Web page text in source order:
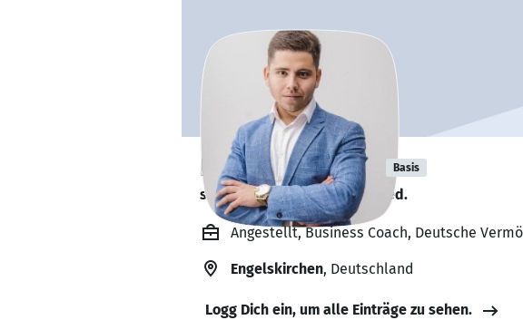
Eugen Melinger Basis
sucht ein neues Team-Mitglied.
Angestellt, Business Coach, Deutsche
Engelskirchen, Deutschland
Logg Dich ein, um alle Einträge zu sehen.